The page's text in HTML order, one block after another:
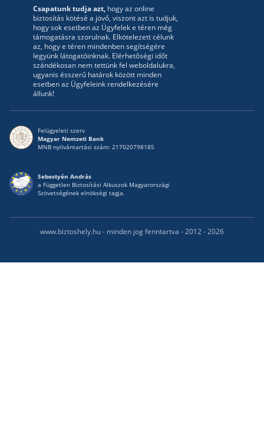
Csapatunk tudja azt, hogy az online
biztosítás kötésé a jövő, viszont azt is tudjuk,
hogy sok esetben az Ügyfelek e téren még
támogatásra szorulnak. Elkötelezett célunk
az, hogy e téren mindenben segítségére
legyünk látogatóinknak. Elérhetőségi időt
szándékosan nem tettünk fel weboldalukra,
ugyanis ésszerű határok között minden
esetben az Ügyfeleink rendelkezésére
állunk!
Felügyeleti szerv
Magyar Nemzeti Bank
MNB nyilvántartási szám: 217020798185
Sebestyén András
a Független Biztosítási Alkuszok Magyarországi
Szövetségének elnökségi tagja.
www.biztoshely.hu - minden jog fenntartva - 2012 - 2026